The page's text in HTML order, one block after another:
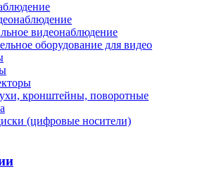
видеонаблюдение
оборудование для видео
кронштейны, поворотные
(цифровые носители)